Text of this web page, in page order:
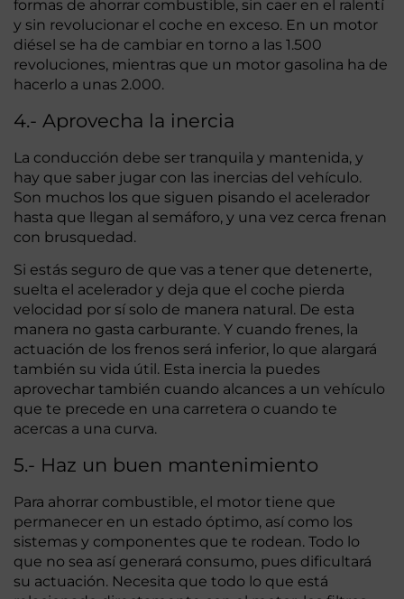
formas de ahorrar combustible, sin caer en el ralentí
y sin revolucionar el coche en exceso. En un motor
diésel se ha de cambiar en torno a las 1.500
revoluciones, mientras que un motor gasolina ha de
hacerlo a unas 2.000.
4.- Aprovecha la inercia
La conducción debe ser tranquila y mantenida, y
hay que saber jugar con las inercias del vehículo.
Son muchos los que siguen pisando el acelerador
hasta que llegan al semáforo, y una vez cerca frenan
con brusquedad.
Si estás seguro de que vas a tener que detenerte,
suelta el acelerador y deja que el coche pierda
velocidad por sí solo de manera natural. De esta
manera no gasta carburante. Y cuando frenes, la
actuación de los frenos será inferior, lo que alargará
también su vida útil. Esta inercia la puedes
aprovechar también cuando alcances a un vehículo
que te precede en una carretera o cuando te
acercas a una curva.
5.- Haz un buen mantenimiento
Para ahorrar combustible, el motor tiene que
permanecer en un estado óptimo, así como los
sistemas y componentes que te rodean. Todo lo
que no sea así generará consumo, pues dificultará
su actuación. Necesita que todo lo que está